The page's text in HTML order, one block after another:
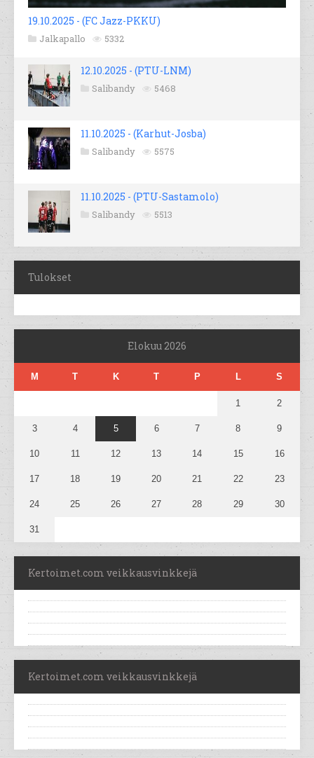
19.10.2025 - (FC Jazz-PKKU)
Jalkapallo 5332
12.10.2025 - (PTU-LNM)
Salibandy 5468
11.10.2025 - (Karhut-Josba)
Salibandy 5575
11.10.2025 - (PTU-Sastamolo)
Salibandy 5513
Tulokset
Elokuu 2026
M T K T P L S
1 2
3 4 5 6 7 8 9
10 11 12 13 14 15 16
17 18 19 20 21 22 23
24 25 26 27 28 29 30
31
Kertoimet.com veikkausvinkkejä
Kertoimet.com veikkausvinkkejä